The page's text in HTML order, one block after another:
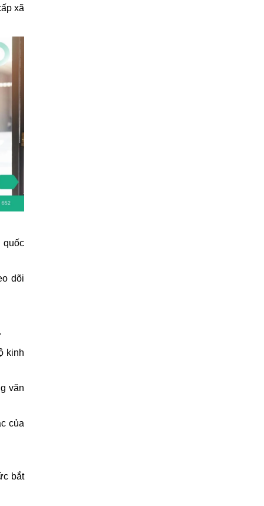
xã
quốc
dõi
kinh
văn
của
bắt